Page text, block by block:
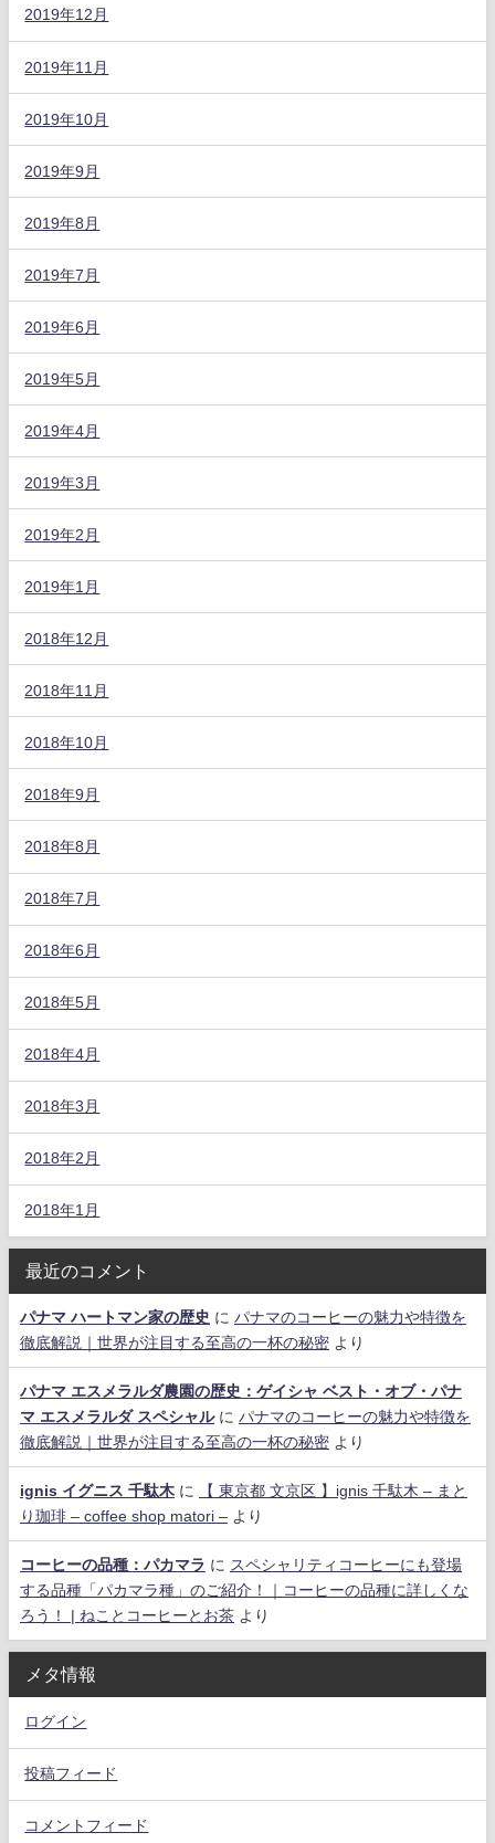
2019年12月
2019年11月
2019年10月
2019年9月
2019年8月
2019年7月
2019年6月
2019年5月
2019年4月
2019年3月
2019年2月
2019年1月
2018年12月
2018年11月
2018年10月
2018年9月
2018年8月
2018年7月
2018年6月
2018年5月
2018年4月
2018年3月
2018年2月
2018年1月
最近のコメント
パナマ ハートマン家の歴史 に パナマのコーヒーの魅力や特徴を
徹底解説｜世界が注目する至高の一杯の秘密 より
パナマ エスメラルダ農園の歴史：ゲイシャ ベスト・オブ・パナ
マ エスメラルダ スペシャルに パナマのコーヒーの魅力や特徴を
徹底解説｜世界が注目する至高の一杯の秘密 より
ignis イグニス 千駄木 に
【 東京都 文京区 】ignis 千駄木 – まと
り珈琲 – coffee shop matori – より
コーヒーの品種：パカマラ に スペシャリティコーヒーにも登場
する品種「パカマラ種」のご紹介！｜コーヒーの品種に詳しくな
ろう！ | ねことコーヒーとお茶 より
メタ情報
ログイン
投稿フィード
コメントフィード